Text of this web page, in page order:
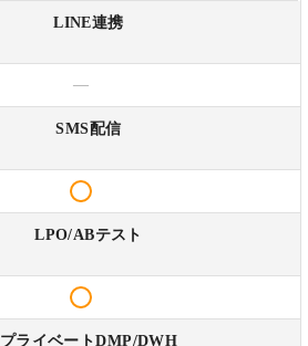
LINE連携
—
SMS配信
LPO/ABテスト
プライベートDMP/DWH